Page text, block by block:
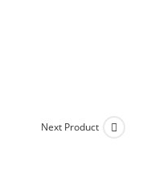
Next Product